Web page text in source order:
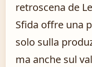
retroscena de
Sfida offre una
solo sulla
ma anche sul